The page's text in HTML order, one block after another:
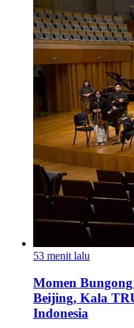
53 menit lalu
Momen
Beijing, Kala
Indonesia